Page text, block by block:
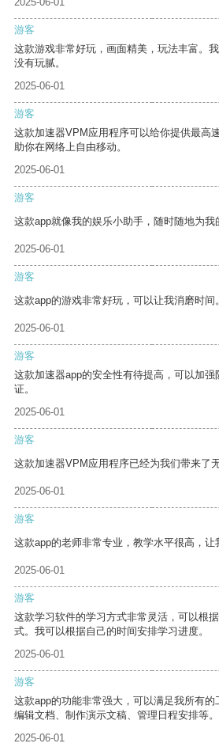
游客
这款游戏非常好玩，画面精美，玩法丰富。
没有玩腻。
2025-06-01
游客
这款加速器VPM应用程序可以给你提供最高
助你在网络上自由移动。
2025-06-01
游客
这款app就像我的娱乐小助手，随时随地为我
2025-06-01
游客
这款app的游戏非常好玩，可以让我消磨时间。
2025-06-01
游客
这款加速器app的安全性有待提高，可以加
证。
2025-06-01
游客
这款加速器VPM应用程序已经为我们带来了
2025-06-01
游客
这款app的老师非常专业，教学水平很高，让
2025-06-01
游客
这款学习软件的学习方式非常灵活，可以根
式。我可以根据自己的时间安排学习进度。
2025-06-01
游客
这款app的功能非常强大，可以满足我所有
编辑文档、制作演示文稿、管理日程安排等。
2025-06-01